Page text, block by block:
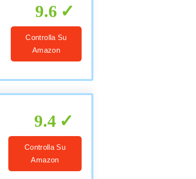
9.6
Controlla Su
Amazon
9.4
Controlla Su
Amazon